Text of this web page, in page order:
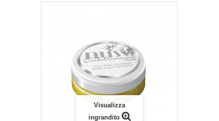
Visualizza
ingrandito